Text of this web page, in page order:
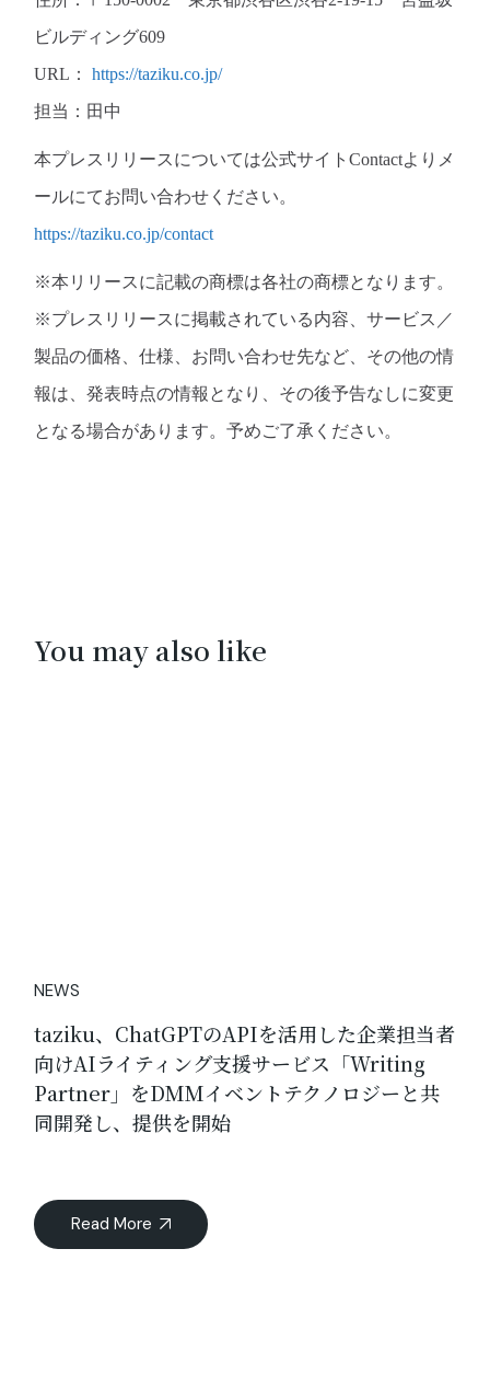
ビルディング609
URL：https://taziku.co.jp/
担当：田中
本プレスリリースについては公式サイトContactよりメ
ールにてお問い合わせください。
https://taziku.co.jp/contact
※本リリースに記載の商標は各社の商標となります。
※プレスリリースに掲載されている内容、サービス／
製品の価格、仕様、お問い合わせ先など、その他の情
報は、発表時点の情報となり、その後予告なしに変更
となる場合があります。予めご了承ください。
You may also like
NEWS
taziku、ChatGPTのAPIを活用した企業担当者
向けAIライティング支援サービス「Writing
Partner」をDMMイベントテクノロジーと共
同開発し、提供を開始
Read More